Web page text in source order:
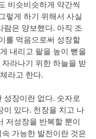
비슷비슷하게 약간씩
렇게 하기 위해서 사실
람은 양보했다. 아직 조
를 먹음으로써 성장할
내리고 팔을 높이 뻗을
라나기 위한 하늘을 받
라고 한다.
성장이란 없다. 숫자로
이 있다. 천장을 치고 나
저성장을 반복할 뿐이
가능한 발전이란 것은